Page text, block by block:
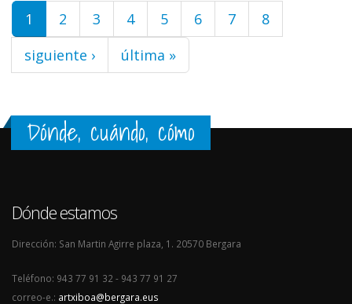
Páginas
1 2 3 4 5 6 7
8
siguiente ›
última »
Dónde, cuándo, cómo
Dónde estamos
Dirección: San Martin Agirre plaza, 1. 20570 Bergara
Teléfono: 943 77 91 32 - 943 77 91 27
correo-e.: artxiboa@bergara.eus